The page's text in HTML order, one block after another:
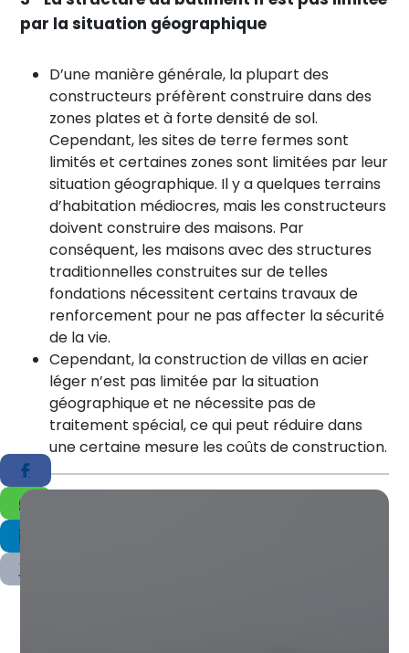
par la situation géographique
D’une manière générale, la plupart des
constructeurs préfèrent construire dans des
zones plates et à forte densité de sol.
Cependant, les sites de terre fermes sont
limités et certaines zones sont limitées par leur
situation géographique. Il y a quelques terrains
d’habitation médiocres, mais les constructeurs
doivent construire des maisons. Par
conséquent, les maisons avec des structures
traditionnelles construites sur de telles
fondations nécessitent certains travaux de
renforcement pour ne pas affecter la sécurité
de la vie.
Cependant, la construction de villas en acier
léger n’est pas limitée par la situation
géographique et ne nécessite pas de
traitement spécial, ce qui peut réduire dans
une certaine mesure les coûts de construction.